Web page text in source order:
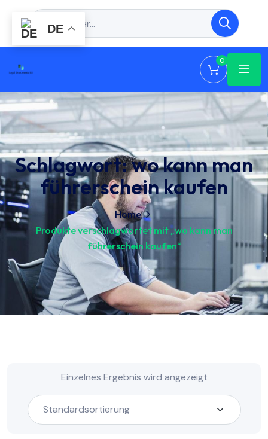
0
Schlagwort:wo kann man
führerschein kaufen
Home
Produkte verschlagwortet mit „wo kann man
führerschein kaufen“
Einzelnes Ergebnis wird angezeigt
DE